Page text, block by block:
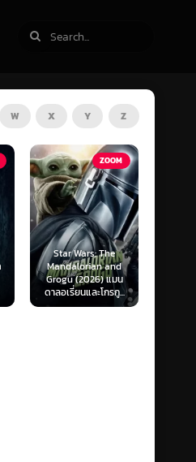
W X Y Z
TV
The Last of Us
Season 1-2 (2025)
เดอะ ลาสต์ ออฟ อัส